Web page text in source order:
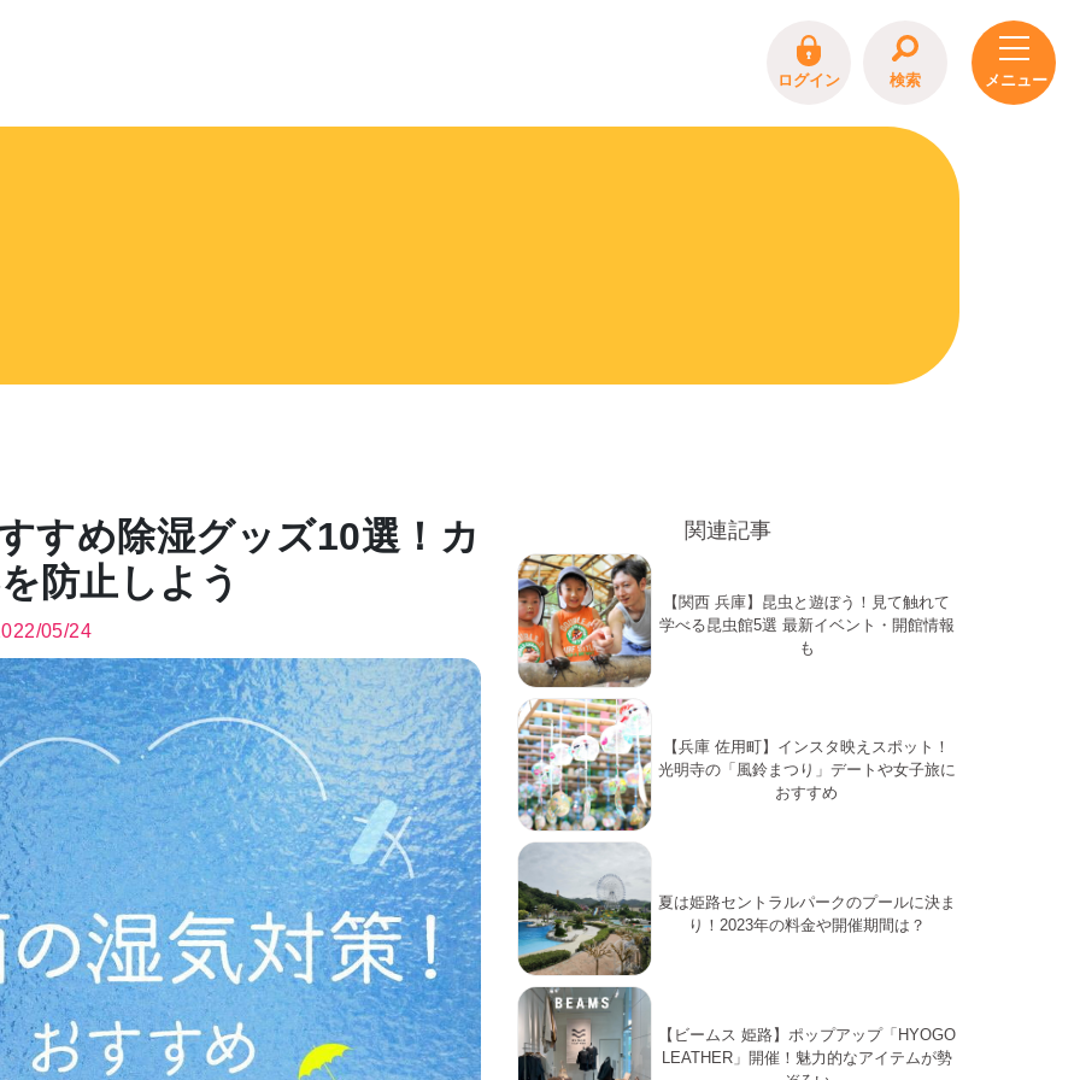
ログイン 検索
すめ除湿グッズ10選！カ
防止しよう
05/24
関連記事
【関西 兵庫】昆虫と遊ぼう！見て触れて
学べる昆虫館5選 最新イベント・開館情報
も
【兵庫 佐用町】インスタ映えスポット！
光明寺の「風鈴まつり」デートや女子旅に
おすすめ
夏は姫路セントラルパークのプールに決ま
り！2023年の料金や開催期間は？
【ビームス 姫路】ポップアップ「HYOGO
LEATHER」開催！魅力的なアイテムが勢